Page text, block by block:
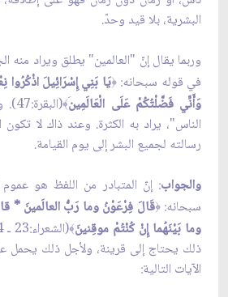
البشرية، بلا قيد وحدّ.
وربما يقال إنّ "العالمين" يطلق ويراد منه
في قوله سبحانه:﴿يَا بَنِي إِسْرَائِيلَ
وَأَنِّي فَضَّلْتُكُمْ عَلَى الْعَالَمِين﴾
الناس"، يراد به الكثرة. وعند ذاك لا
رسالته لجميع البشر إلى يوم القيامة.
والجواب: إنّ المتبادر من اللفظ هو
سبحانه:﴿قَالَ فِرْعَوْنُ وما رَبُّ العالَمينَ *
وما بَيْنَهُما إِنْ كُنْتُمْ موقِنينَ﴾
ذلك يحتاج إلى قرينة، ولأجل ذلك يحمل
الآيات التالية: